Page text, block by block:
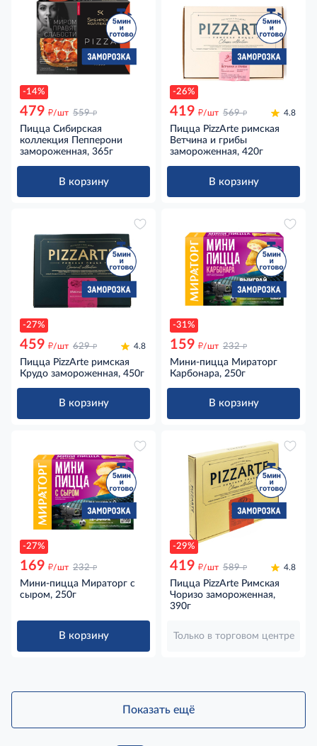
-14%
479 д/шт 559 д
Пицца Сибирская
коллекция Пепперони
замороженная, 365г
В корзину
-26%
419 д/шт 569 д 4.8
Пицца PizzArte римская
Ветчина и грибы
замороженная, 420г
В корзину
-27%
459 д/шт 629 д 4.8
Пицца PizzArte римская
Крудо замороженная, 450г
В корзину
-31%
159 д/шт 232 д
Мини-пицца Мираторг
Карбонара, 250г
В корзину
-27%
169 д/шт 232 д
Мини-пицца Мираторг с
сыром, 250г
В корзину
-29%
419 д/шт 589 д 4.8
Пицца PizzArte Римская
Чоризо замороженная,
390г
Только в торговом центре
Показать ещё